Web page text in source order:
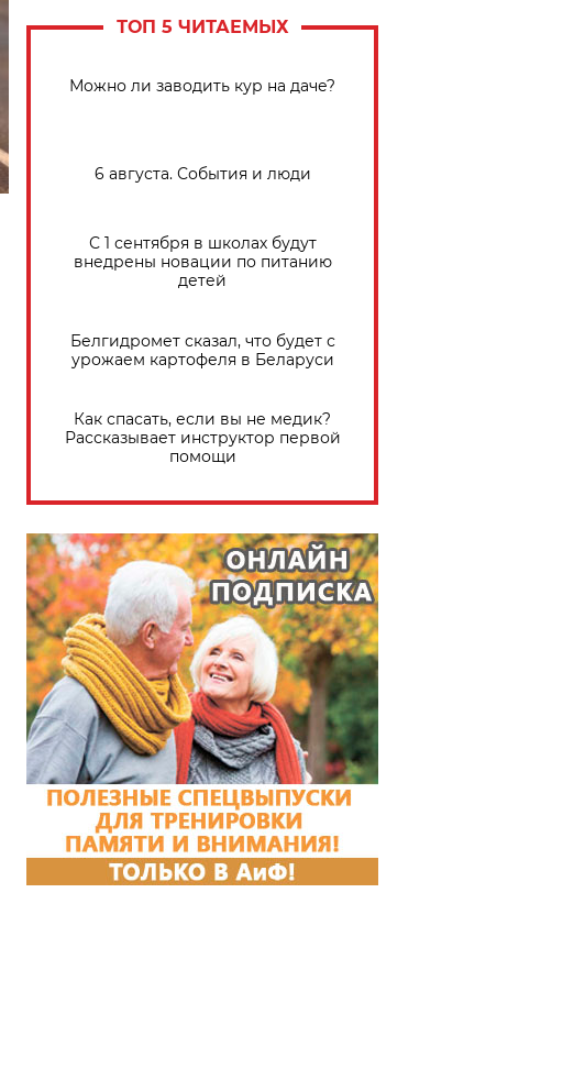
ТОП 5 ЧИТАЕМЫХ
Можно ли заводить кур на даче?
6 августа. События и люди
С 1 сентября в школах будут
внедрены новации по питанию
детей
Белгидромет сказал, что будет с
урожаем картофеля в Беларуси
Как спасать, если вы не медик?
Рассказывает инструктор первой
помощи